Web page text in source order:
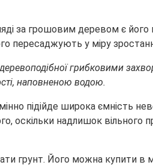
за грошовим деревом є
пересаджують у міру
грибковими
наповненою водою.
підійде широка ємність
оскільки надлишок
грунт. Його можна купити